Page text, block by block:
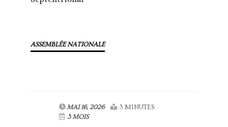
ASSEMBLÉE NATIONALE
MAI 16, 2026
3 MINUTES
3 MOIS